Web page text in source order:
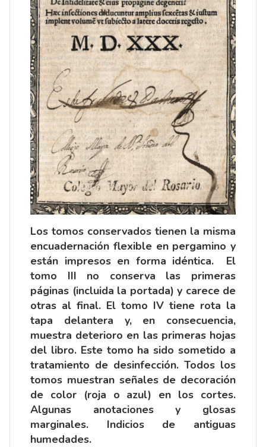
Los tomos conservados tienen la misma
encuadernación flexible en pergamino y
están impresos en forma idéntica. El
tomo III no conserva las primeras
páginas (incluida la portada) y carece de
otras al final. El tomo IV tiene rota la
tapa delantera y, en consecuencia,
muestra deterioro en las primeras hojas
del libro. Este tomo ha sido sometido a
tratamiento de desinfección. Todos los
tomos muestran señales de decoración
de color (roja o azul) en los cortes.
Algunas anotaciones y glosas
marginales. Indicios de antiguas
humedades.